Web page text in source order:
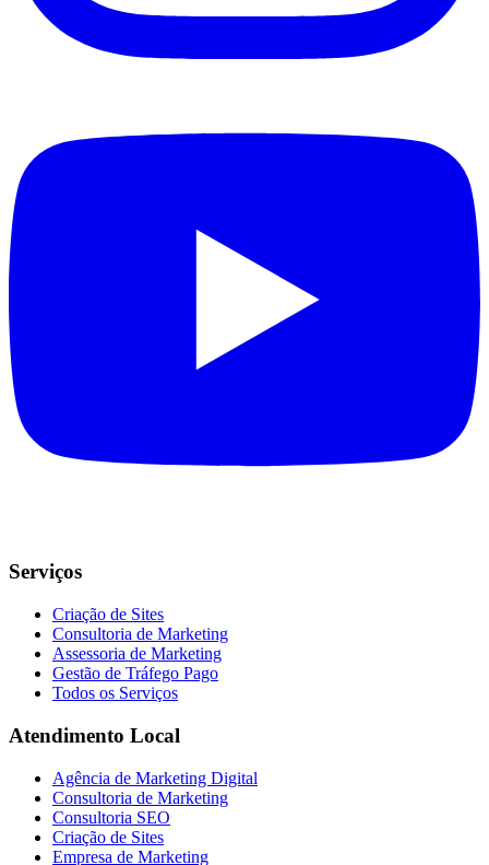
Serviços
Criação de Sites
Consultoria de Marketing
Assessoria de Marketing
Gestão de Tráfego Pago
Todos os Serviços
Atendimento Local
Agência de Marketing Digital
Consultoria de Marketing
Consultoria SEO
Criação de Sites
Empresa de Marketing